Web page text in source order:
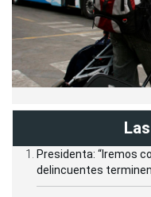
Presidenta: “Iremos
delincuentes